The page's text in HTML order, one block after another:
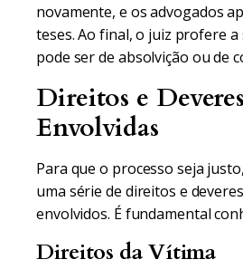
novamente, e os advogados
teses. Ao final, o juiz profere a
pode ser de absolvição ou de
Direitos e
Envolvidas
Para que o processo seja
uma série de direitos e
envolvidos. É fundamental
Direitos da Vítima